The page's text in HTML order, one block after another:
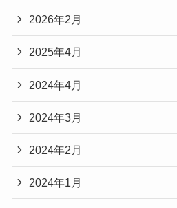
2026年2月
2025年4月
2024年4月
2024年3月
2024年2月
2024年1月